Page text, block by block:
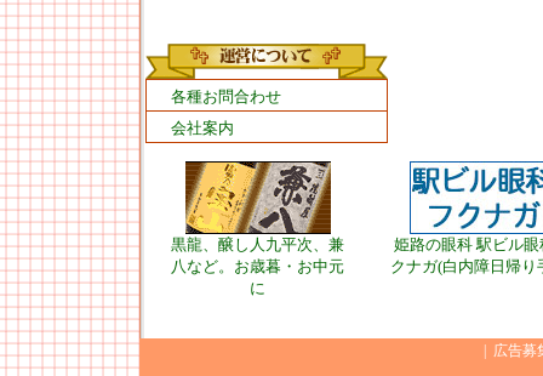
各種お問合わせ
会社案内
黒龍、醸し人九平次、兼
八など。お歳暮・お中元
に
姫路の眼科 駅ビル眼
クナガ(白内障日帰り
広告募